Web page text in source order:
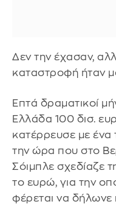
Δεν την έχασαν,
καταστροφή ήταν
Επτά δραματικοί
Ελλάδα 100 δισ.
κατέρρευσε με
την ώρα που στο
Σόιμπλε σχεδίαζε
το ευρώ, για την
φέρεται να δήλωνε